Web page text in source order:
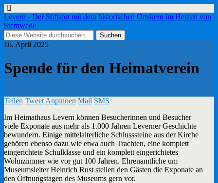
Levern - Der Stiftsort mit dem historischen Ortskern im Herzen von
Stemwede
16. April 2025
Spende für den Heimatverein
Teilen Tweet Anpinnen Mail SMS
Im Heimathaus Levern können Besucherinnen und Besucher
viele Exponate aus mehr als 1.000 Jahren Leverner Geschichte
bewundern. Einige mittelalterliche Schlusssteine aus der Kirche
gehören ebenso dazu wie etwa auch Trachten, eine komplett
eingerichtete Schulklasse und ein komplett eingerichtetes
Wohnzimmer wie vor gut 100 Jahren. Ehrenamtliche um
Museumsleiter Heinrich Rust stellen den Gästen die Exponate an
den Öffnungstagen des Museums gern vor.